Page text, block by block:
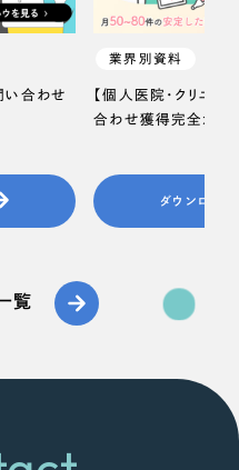
い合わせ
業界別資料
【個人医院・クリニッ
合わせ獲得完全ガイ
ダウンロード
覧